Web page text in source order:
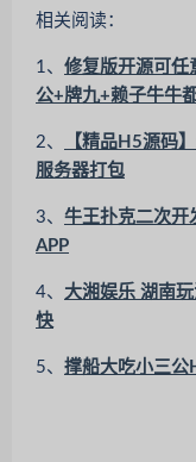
相关阅读：
1、 修复版开源可任
公+牌九+赖子牛牛
2、
【精品H5源码
服务器打包
3、 牛王扑克二次开
APP
4、 大湘娱乐 湖南
快
5、 撑船大吃小三公